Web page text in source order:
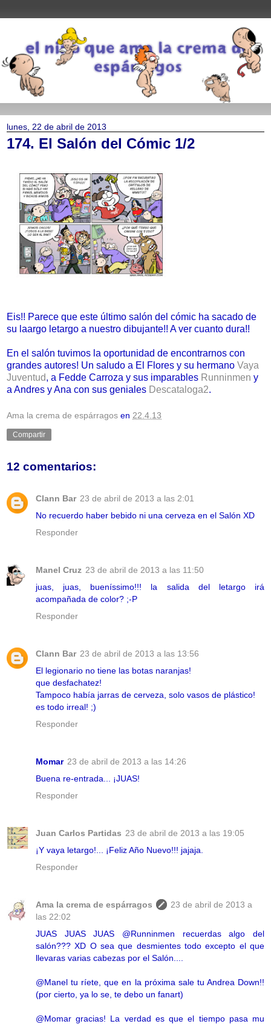
lunes, 22 de abril de 2013
174. El Salón del Cómic 1/2
Eis!! Parece que este último salón del cómic ha sacado de
su laargo letargo a nuestro dibujante!! A ver cuanto dura!!
En el salón tuvimos la oportunidad de encontrarnos con
grandes autores! Un saludo a El Flores y su hermano Vaya
Juventud, a Fedde Carroza y sus imparables Runninmen y
a Andres y Ana con sus geniales Descataloga2.
Ama la crema de espárragos en 22.4.13
Compartir
12 comentarios:
Clann Bar 23 de abril de 2013 a las 2:01
No recuerdo haber bebido ni una cerveza en el Salón XD
Responder
Manel Cruz 23 de abril de 2013 a las 11:50
juas, juas, bueníssimo!!! la salida del letargo irá
acompañada de color? ;-P
Responder
Clann Bar 23 de abril de 2013 a las 13:56
El legionario no tiene las botas naranjas!
que desfachatez!
Tampoco había jarras de cerveza, solo vasos de plástico!
es todo irreal! ;)
Responder
Momar 23 de abril de 2013 a las 14:26
Buena re-entrada... ¡JUAS!
Responder
Juan Carlos Partidas 23 de abril de 2013 a las 19:05
¡Y vaya letargo!... ¡Feliz Año Nuevo!!! jajaja.
Responder
Ama la crema de espárragos
23 de abril de 2013 a
las 22:02
JUAS JUAS JUAS @Runninmen recuerdas algo del
salón??? XD O sea que desmientes todo excepto el que
llevaras varias cabezas por el Salón....
@Manel tu ríete, que en la próxima sale tu Andrea Down!!
(por cierto, ya lo se, te debo un fanart)
@Momar gracias! La verdad es que el tiempo pasa mu